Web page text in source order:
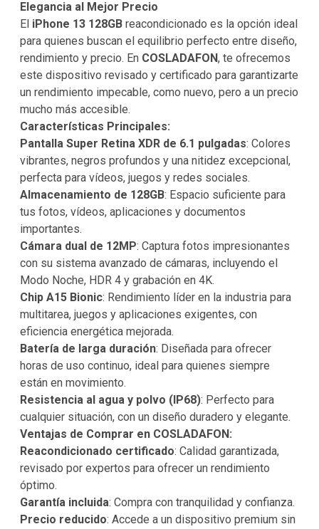
Elegancia al Mejor Precio
El iPhone 13 128GB reacondicionado es la opción ideal
para quienes buscan el equilibrio perfecto entre diseño,
rendimiento y precio. En COSLADAFON, te ofrecemos
este dispositivo revisado y certificado para garantizarte
un rendimiento impecable, como nuevo, pero a un precio
mucho más accesible.
Características Principales:
Pantalla Super Retina XDR de 6.1 pulgadas: Colores
vibrantes, negros profundos y una nitidez excepcional,
perfecta para vídeos, juegos y redes sociales.
Almacenamiento de 128GB: Espacio suficiente para
tus fotos, vídeos, aplicaciones y documentos
importantes.
Cámara dual de 12MP: Captura fotos impresionantes
con su sistema avanzado de cámaras, incluyendo el
Modo Noche, HDR 4 y grabación en 4K.
Chip A15 Bionic: Rendimiento líder en la industria para
multitarea, juegos y aplicaciones exigentes, con
eficiencia energética mejorada.
Batería de larga duración: Diseñada para ofrecer
horas de uso continuo, ideal para quienes siempre
están en movimiento.
Resistencia al agua y polvo (IP68): Perfecto para
cualquier situación, con un diseño duradero y elegante.
Ventajas de Comprar en COSLADAFON:
Reacondicionado certificado: Calidad garantizada,
revisado por expertos para ofrecer un rendimiento
óptimo.
Garantía incluida: Compra con tranquilidad y confianza.
Precio reducido: Accede a un dispositivo premium sin